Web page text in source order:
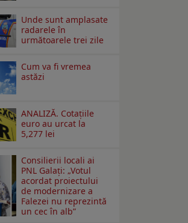
Unde sunt amplasate
radarele în
următoarele trei zile
Cum va fi vremea
astăzi
ANALIZĂ. Cotațiile
euro au urcat la
5,277 lei
Consilierii locali ai
PNL Galaţi: „Votul
acordat proiectului
de modernizare a
Falezei nu reprezintă
un cec în alb”